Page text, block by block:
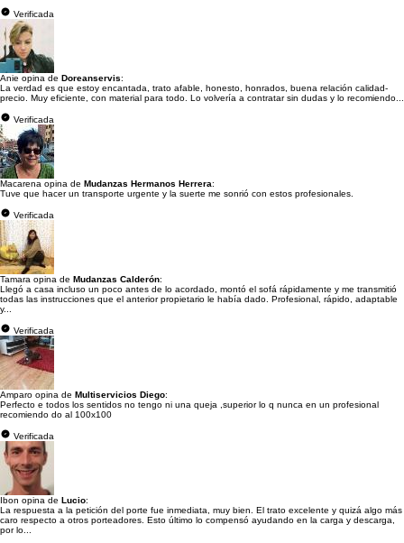
Verificada
Anie opina de Doreanservis:
La verdad es que estoy encantada, trato afable, honesto, honrados, buena relación calidad-
precio. Muy eficiente, con material para todo. Lo volvería a contratar sin dudas y lo recomiendo...
Verificada
Macarena opina de Mudanzas Hermanos Herrera:
Tuve que hacer un transporte urgente y la suerte me sonrió con estos profesionales.
Verificada
Tamara opina de Mudanzas Calderón:
Llegó a casa incluso un poco antes de lo acordado, montó el sofá rápidamente y me transmitió
todas las instrucciones que el anterior propietario le había dado. Profesional, rápido, adaptable
y...
Verificada
Amparo opina de Multiservicios Diego:
Perfecto e todos los sentidos no tengo ni una queja ,superior lo q nunca en un profesional
recomiendo do al 100x100
Verificada
Ibon opina de Lucio:
La respuesta a la petición del porte fue inmediata, muy bien. El trato excelente y quizá algo más
caro respecto a otros porteadores. Esto último lo compensó ayudando en la carga y descarga,
por lo...